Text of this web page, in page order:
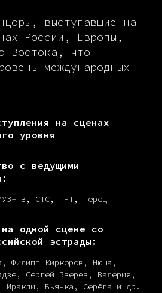
выступавшие на
России, Европы,
Востока, что
международных
на сценах
уровня
с ведущими
ТВ, СТС, ТНТ, Перец
на одной сцене со
эстрады:
Филипп Киркоров, Нюша,
Сергей Зверев, Валерия,
Иракли, Бьянка, Серёга и др.